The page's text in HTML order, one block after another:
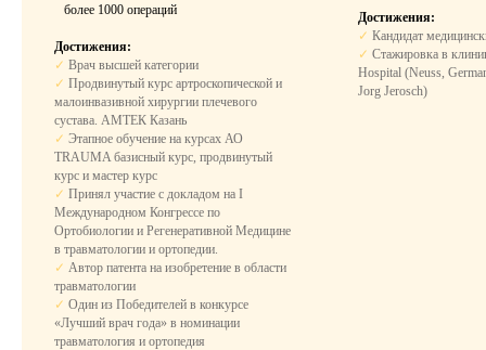
более 1000 операций
Достижения:
✓ Врач высшей категории
✓ Продвинутый курс артроскопической и
малоинвазивной хирургии плечевого
сустава. АМТЕК Казань
✓ Этапное обучение на курсах АО
TRAUMA базисный курс, продвинутый
курс и мастер курс
✓ Принял участие с докладом на I
Международном Конгрессе по
Ортобиологии и Регенеративной Медицине
в травматологии и ортопедии.
✓ Автор патента на изобретение в области
травматологии
✓ Один из Победителей в конкурсе
«Лучший врач года» в номинации
травматология и ортопедия
Достижения:
✓ Кандидат
✓ Стажировка в
Hospital (Neuss,
Jorg Jerosch)
Двухместная палата
Комфортное размещение с необходимыми
удобствами для восстановления после
операции.
День госпитализации - бесплатно, не
оплачивается палата и пребывание.
Что входит:
санузел
душевая кабина с гидромассажным
душем
удобная медицинская кровать с
пультом управления
LCD-телевизор